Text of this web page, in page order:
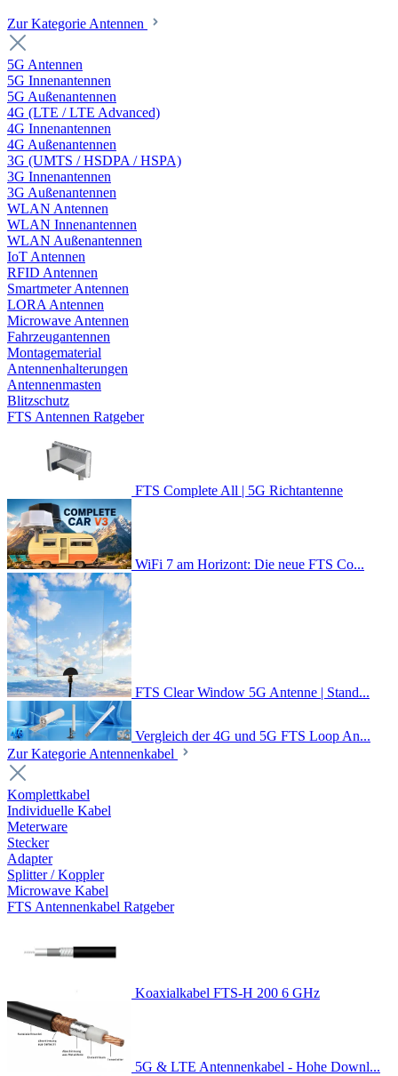
Zur Kategorie Antennen
5G Antennen
5G Innenantennen
5G Außenantennen
4G (LTE / LTE Advanced)
4G Innenantennen
4G Außenantennen
3G (UMTS / HSDPA / HSPA)
3G Innenantennen
3G Außenantennen
WLAN Antennen
WLAN Innenantennen
WLAN Außenantennen
IoT Antennen
RFID Antennen
Smartmeter Antennen
LORA Antennen
Microwave Antennen
Fahrzeugantennen
Montagematerial
Antennenhalterungen
Antennenmasten
Blitzschutz
FTS Antennen Ratgeber
FTS Complete All | 5G Richtantenne
WiFi 7 am Horizont: Die neue FTS Co...
FTS Clear Window 5G Antenne | Stand...
Vergleich der 4G und 5G FTS Loop An...
Zur Kategorie Antennenkabel
Komplettkabel
Individuelle Kabel
Meterware
Stecker
Adapter
Splitter / Koppler
Microwave Kabel
FTS Antennenkabel Ratgeber
Koaxialkabel FTS-H 200 6 GHz
5G & LTE Antennenkabel - Hohe Downl...